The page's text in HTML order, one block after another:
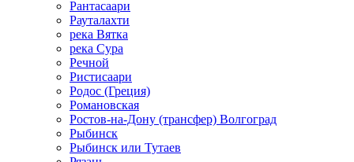
Рантасаари
Рауталахти
река Вятка
река Сура
Речной
Ристисаари
Родос (Греция)
Романовская
Ростов-на-Дону (трансфер) Волгоград
Рыбинск
Рыбинск или Тутаев